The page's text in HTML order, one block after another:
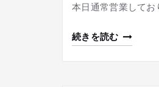
本日通常営業して
続きを読む